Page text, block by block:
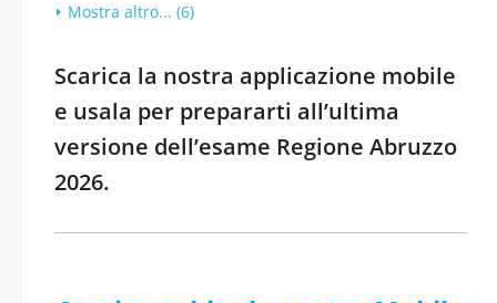
Mostra altro... (6)
Scarica la nostra applicazione mobile
e usala per prepararti all’ultima
versione dell’esame Regione Abruzzo
2026.